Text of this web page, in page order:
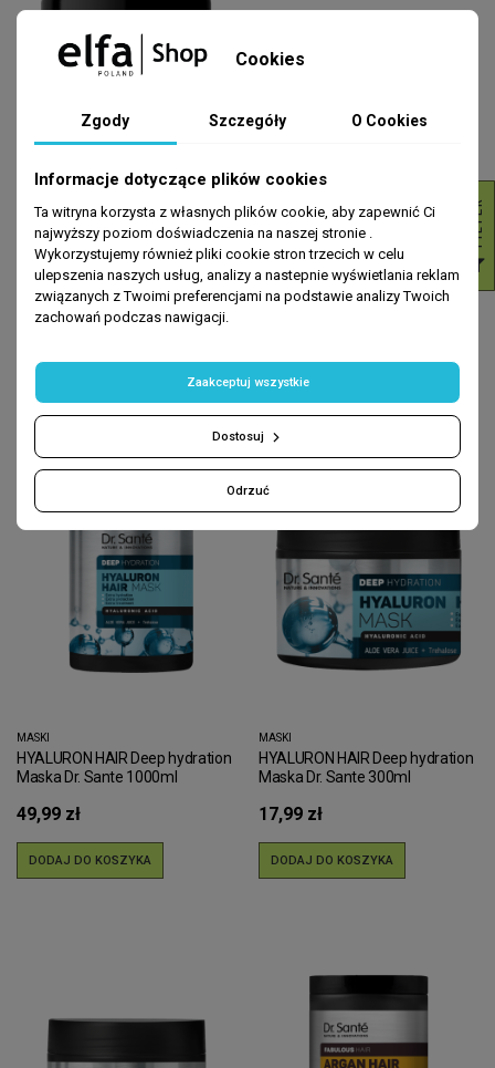
MASKI
COLLAGEN HAIR Volume boost
Maska 300ml
17,99 zł
DODAJ DO KOSZYKA
MASKI
Argan Hair Kremowa maska do
włosów Dr. Sante 300ml
MASKI
HYALURON HAIR Deep hydration
Maska Dr. Sante 1000ml
49,99 zł
DODAJ DO KOSZYKA
MASKI
HYALURON HAIR Deep hydration
Maska Dr. Sante 300ml
17,99 zł
DODAJ DO KOSZYKA
Cookies
Zgody Szczegóły O Cookies
Informacje dotyczące plików cookies
Ta witryna korzysta z własnych plików cookie, aby zapewnić Ci
najwyższy poziom doświadczenia na naszej stronie .
Wykorzystujemy również pliki cookie stron trzecich w celu
ulepszenia naszych usług, analizy a nastepnie wyświetlania reklam
związanych z Twoimi preferencjami na podstawie analizy Twoich
zachowań podczas nawigacji.
Odrzuć
Dostosuj
Zaakceptuj wszystkie
R